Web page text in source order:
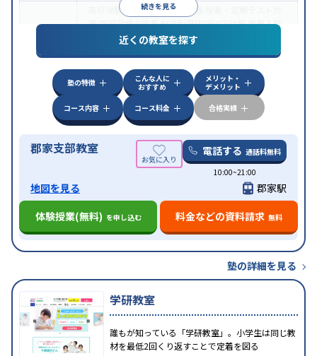
続きを見る
高校受験 大学受験医学部受験
策学習習慣の定着総合型選抜(旧AO)対策推薦入試
学校別特化対策国公立大対策
特徴
特待生・奨学金制度あり成績保証制度あり不登校
生に対応学習にPC・タブレットを利用 オンライン
1科目から受講可能 季節講習のみの受講可
習室あり
近くの教室を探す
塾の特徴
こんな人に
おすすめ
メリット・
デメリット
コース内容
コース料金 合格実績
郡家支部教室 電話する 通話料無料
10:00~21:00
地図を見る
郡家駅
体験授業(無料) を申し込む 料金などの資料請求 無料
塾の詳細を見る
学研教室
誰もが知っている「学研教室」。小学生は同じ教
材を最低2回くり返すことで定着を図る